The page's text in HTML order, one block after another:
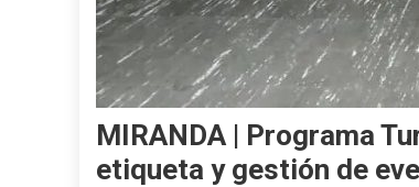
MIRANDA | Programa
etiqueta y gestión de